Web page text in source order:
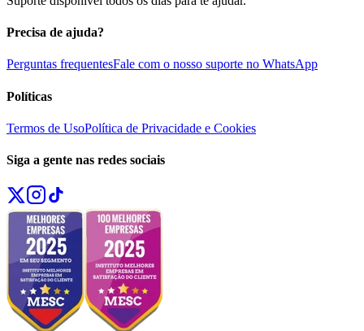
Precisa de ajuda?
Perguntas frequentesFale com o nosso suporte no WhatsApp
Políticas
Termos de UsoPolítica de Privacidade e Cookies
Siga a gente nas redes sociais